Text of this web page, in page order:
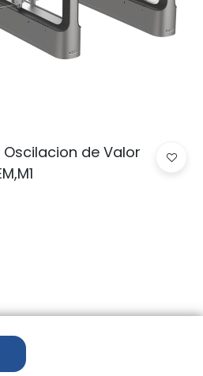
de Valor